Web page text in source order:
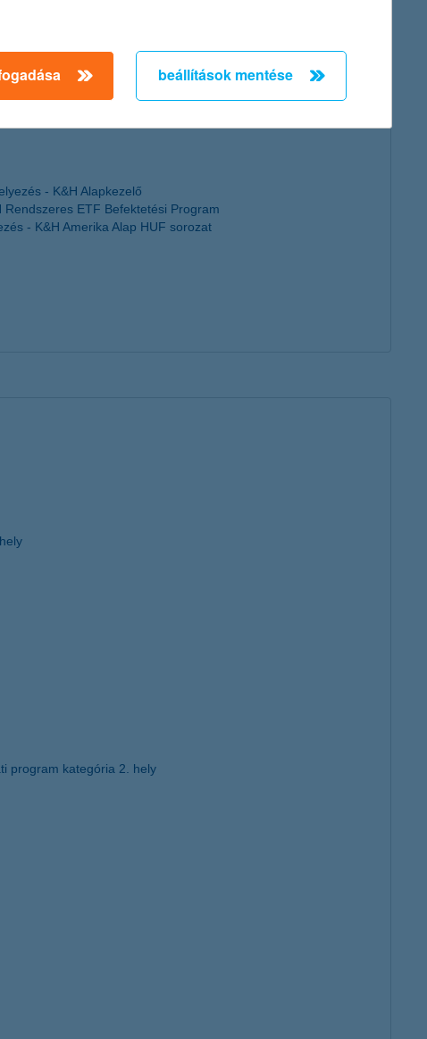
- K&H Alapkezelő
ETF Befektetési Program
- K&H Amerika Alap HUF sorozat
program kategória 2. hely
beállítások mentése